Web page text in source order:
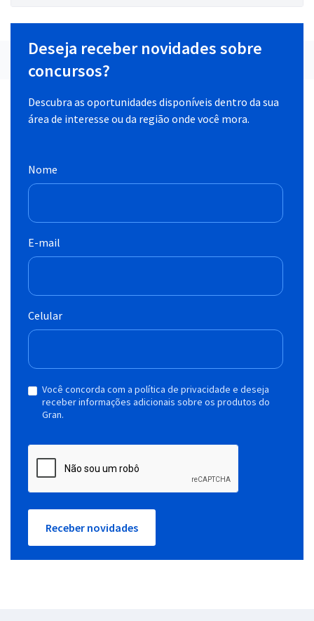
Deseja receber novidades sobre
concursos?
Descubra as oportunidades disponíveis dentro da sua
área de interesse ou da região onde você mora.
Nome
E-mail
Celular
Você concorda com a política de privacidade e deseja
receber informações adicionais sobre os produtos do
Gran.
Receber novidades